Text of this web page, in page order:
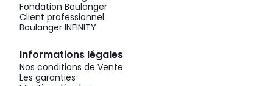
Fondation Boulanger
Client professionnel
Boulanger INFINITY
Informations légales
Nos conditions de Vente
Les garanties